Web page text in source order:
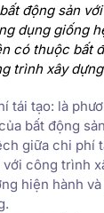
động sản
dụng giống
có thuộc bất
trình xây
tái tạo: là
bất động
giữa chi phí
công trình
hiện hành